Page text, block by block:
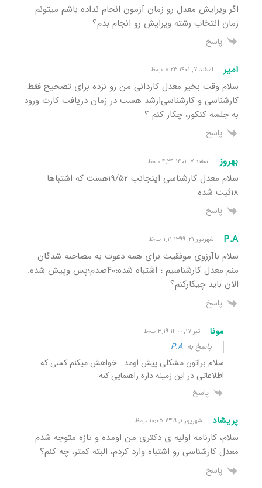
اگر ویرایش معدل رو زمان آزمون انجام نداده باشم میتونم
زمان انتخاب رشته ویرایش رو انجام بدم؟
پاسخ
امیر اسفند ۷, ۱۴۰۱ ۸:۲۳ ب٫ظ
سلام وقت بخیر معدل کاردانی من رو نزده برای تصحیح فقط
کارشناسی و کارشناسی‌ارشد هست در زمان دریافت کارت ورود
به جلسه کنکور، چکار کنم ؟
پاسخ
بهروز اسفند ۷, ۱۴۰۱ ۴:۲۴ ب٫ظ
سلام معدل کارشناسی اینجانب ۱۹/۵۲هست که اشتباها
۱۸ثبت شده
پاسخ
P.A شهریور ۲۱, ۱۳۹۹ ۱:۱۱ ب٫ظ
سلام باآرزوی موفقیت برای همه دعوت به مصاحبه شدگان
منم معدل کارشناسیم ؛ اشتباه شده؛۴۰صدم؛پس وپیش شده.
الان باید چیکارکنم؟
پاسخ
مونا تیر ۱۷, ۱۴۰۰ ۳:۱۹ ب٫ظ
پاسخ بهP.A
سلام براتون مشکلی پیش اومد.. خواهش میکنم کسی که
اطلاعاتی در این زمینه داره راهنمایی کنه
پاسخ
پریشاد شهریور ۱, ۱۳۹۹ ۱۰:۰۵ ب٫ظ
سلام، کارنامه اولیه ی دکتری من اومده و تازه متوجه شدم
معدل کارشناسی رو اشتباه وارد کردم، البته کمتر، چه کنم؟
پاسخ